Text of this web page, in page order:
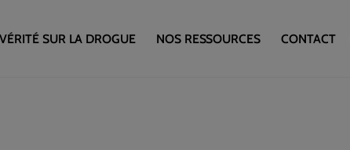
SUR LA DROGUE NOS RESSOURCES CONTACT